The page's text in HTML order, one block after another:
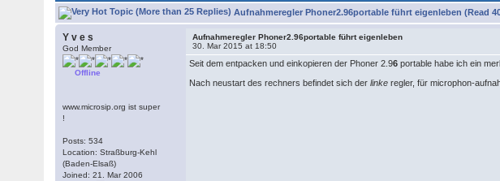
Aufnahmeregler Phoner2.96portable führt eigenleben (Read
Y v e s
God Member
Offline
www.microsip.org ist super
!
Posts: 534
Location: Straßburg-Kehl
(Baden-Elsaß)
Joined: 21. Mar 2006
Aufnahmeregler Phoner2.96portable führt eigenleben
30. Mar 2015 at 18:50
Seit dem entpacken und einkopieren der Phoner 2.96 portable habe ich ein
Nach neustart des rechners befindet sich derlinke regler, für microphon-